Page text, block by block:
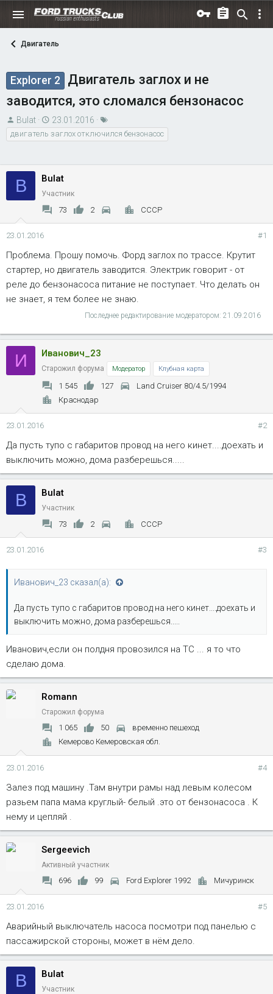
Двигатель
Explorer 2
Двигатель заглох и не
заводится, это сломался бензонасос
А
в
р
т
е
Bulat
Д
а
н
а
л
23.01.2016
е
двигатель заглох отключился бензонасос
B Bulat
Участник
73 2 СССР
23.01.2016 #1
Проблема. Прошу помочь. Форд заглох по трассе. Крутит
стартер, но двигатель заводится. Электрик говорит - от
реле до бензонасоса питание не поступает. Что делать он
не знает, я тем более не знаю.
Последнее редактирование модератором: 21.09.2016
И Иванович_23
Старожил форума Модератор Клубная карта
1 545 127
Land Cruiser 80/4.5/1994
Краснодар
23.01.2016 #2
Да пусть тупо с габаритов провод на него кинет....доехать и
выключить можно, дома разберешься.....
B Bulat
Участник
73 2 СССР
23.01.2016 #3
Иванович_23 сказал(а):
Да пусть тупо с габаритов провод на него кинет....доехать и
выключить можно, дома разберешься.....
Иванович,если он полдня провозился на ТС ... я то что
сделаю дома.
Romann
Старожил форума
1 065 50
временно пешеход
Кемерово Кемеровская обл.
23.01.2016 #4
Залез под машину .Там внутри рамы над левым колесом
разьем папа мама круглый- белый .это от бензонасоса . К
нему и цепляй .
Sergeevich
Активный участник
696 99 Ford Explorer 1992 Мичуринск
23.01.2016 #5
Аварийный выключатель насоса посмотри под панелью с
пассажирской стороны, может в нём дело.
B Bulat
Участник